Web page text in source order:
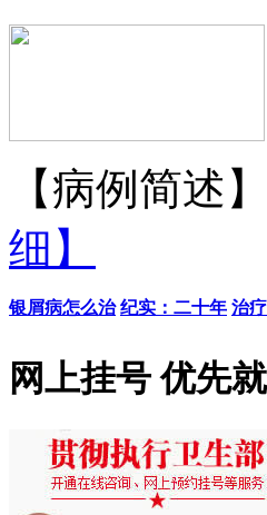
【病例简述
细】
银屑病怎么治 纪实：二十年 治
网上挂号 优先